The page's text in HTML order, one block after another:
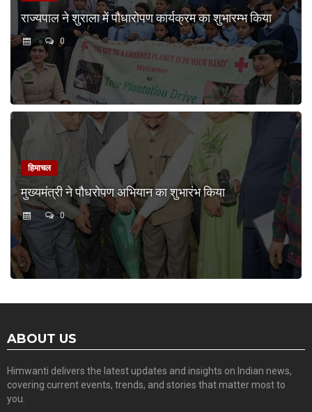
राज्यपाल ने शुराला में पौधारोपण कार्यक्रम का शुभारम्भ किया
0
हिमाचल
मुख्यमंत्री ने पौधरोपण अभियान का शुभारंभ किया
0
ABOUT US
Himwanti delivers the latest updates and insights on Indian news,
covering current events, trends, and stories that matter most to
you.